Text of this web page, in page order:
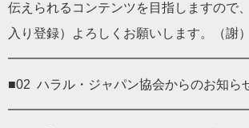
伝えられるコンテンツを目指しますので
入り登録）よろしくお願いします。（謝）
■02 ハラル・ジャパン協会からのお知ら